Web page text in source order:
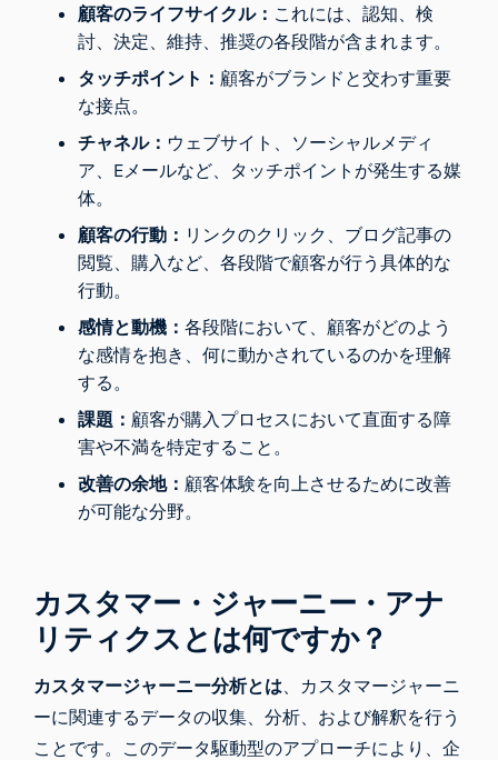
顧客のライフサイクル： これには、認知、検
討、決定、維持、推奨の各段階が含まれます。
タッチポイント： 顧客がブランドと交わす重要
な接点。
チャネル： ウェブサイト、ソーシャルメディ
ア、Eメールなど、タッチポイントが発生する媒
体。
顧客の行動： リンクのクリック、ブログ記事の
閲覧、購入など、各段階で顧客が行う具体的な
行動。
感情と動機：各段階において、顧客がどのよう
な感情を抱き、何に動かされているのかを理解
する。
課題： 顧客が購入プロセスにおいて直面する障
害や不満を特定すること。
改善の余地： 顧客体験を向上させるために改善
が可能な分野。
カスタマー・ジャーニー・アナ
リティクスとは何ですか？
カスタマージャーニー分析とは 、カスタマージャーニ
ーに関連するデータの収集、分析、および解釈を行う
ことです。このデータ駆動型のアプローチにより、企